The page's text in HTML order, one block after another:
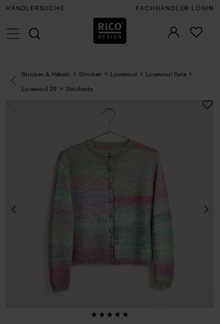
HÄNDLERSUCHE FACHHÄNDLER LOGIN
Eine Kategorie zurück navigieren
Stricken & Häkeln Stricken Lovewool
Lovewool Sets
Lovewool 20
Stricksets